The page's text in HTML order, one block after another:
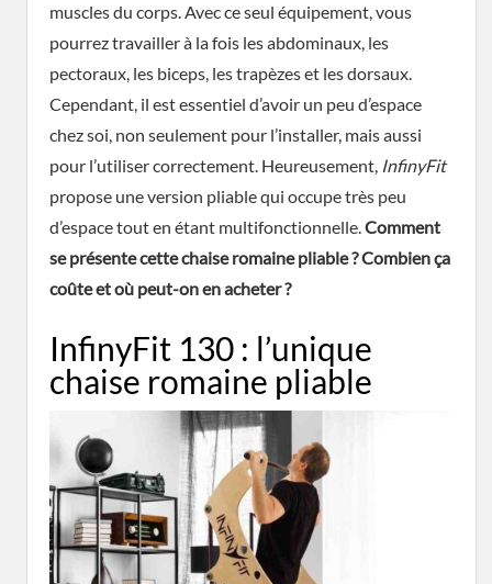
muscles du corps. Avec ce seul équipement, vous
pourrez travailler à la fois les abdominaux, les
pectoraux, les biceps, les trapèzes et les dorsaux.
Cependant, il est essentiel d’avoir un peu d’espace
chez soi, non seulement pour l’installer, mais aussi
pour l’utiliser correctement. Heureusement, InfinyFit
propose une version pliable qui occupe très peu
d’espace tout en étant multifonctionnelle.Comment
se présente cette chaise romaine pliable ? Combien ça
coûte et où peut-on en acheter ?
InfinyFit 130 : l’unique
chaise romaine pliable